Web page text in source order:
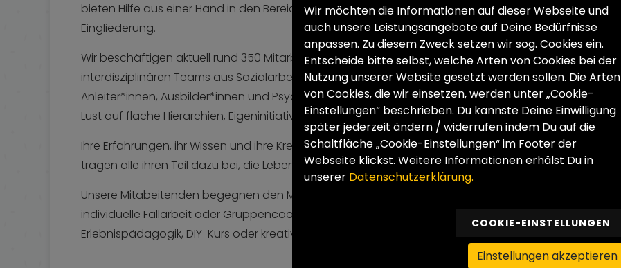
bieten Hilfe aus einer Hand in den Bereichen Jugendhilfe, Wohnungslosenhilfe und berufliche
Eingliederung.
Wir beschäftigen aktuell rund 350 Mitarbeitende in Berlin, Brandenburg und Sachsen-Anhalt in
interdisziplinären Teams aus Sozialarbeiter*innen, Coaches, Pädagog*innen, fachlichen
Anleiter*innen, Ausbilder*innen und Psycholog*innen. Bei uns findest du engagierte Leute, die
Lust auf flache Hierarchien, Eigeninitiative und viel Gestaltungsspielraum haben.
Ihre Erfahrungen, ihr Wissen und ihre Kreativität sind die Grundlage unserer Arbeit. Bei uns
tragen alle ihren Teil dazu bei, die Lebensqualität unserer Adressat*innen zu verbessern.
Unsere Mitabeitenden begegnen den Menschen mit Offenheit, Empathie und Geduld. Ob
individuelle Fallarbeit oder Gruppencoaching, persönliches Verhaltenstraining oder
Erlebnispädagogik, DIY-Kurs oder kreatives Kochen - bei uns ist Arbeit Leidenschaft!
Wir möchten die Informationen auf dieser Webseite und
auch unsere Leistungsangebote auf Deine Bedürfnisse
anpassen. Zu diesem Zweck setzen wir sog. Cookies ein.
Entscheide bitte selbst, welche Arten von Cookies bei der
Nutzung unserer Website gesetzt werden sollen. Die Arten
von Cookies, die wir einsetzen, werden unter „Cookie-
Einstellungen“ beschrieben. Du kannste Deine Einwilligung
später jederzeit ändern / widerrufen indem Du auf die
Schaltfläche „Cookie-Einstellungen“ im Footer der
Webseite klickst. Weitere Informationen erhälst Du in
unserer Datenschutzerklärung.
COOKIE-EINSTELLUNGEN
Einstellungen akzeptieren